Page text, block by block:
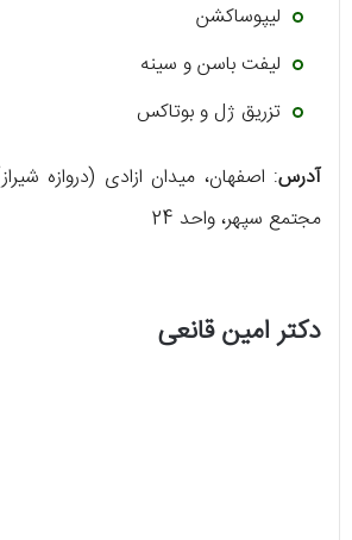
لیپوساکشن
لیفت باسن و سینه
تزریق ژل و بوتاکس
آدرس: اصفهان، میدان ازادی (دروازه
مجتمع سپهر، واحد 24
دکتر امین قانعی